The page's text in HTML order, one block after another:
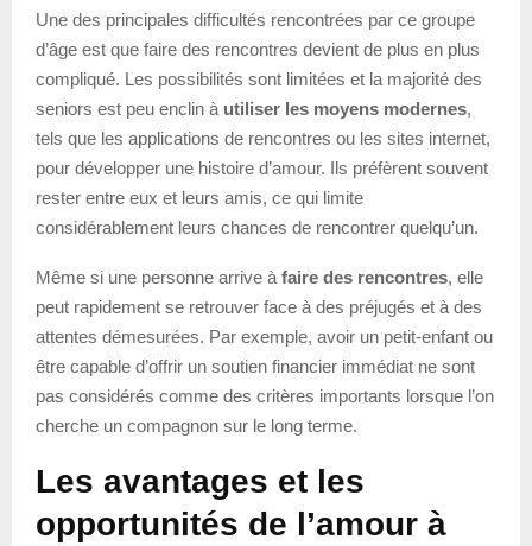
Une des principales difficultés rencontrées par ce groupe
d’âge est que faire des rencontres devient de plus en plus
compliqué. Les possibilités sont limitées et la majorité des
seniors est peu enclin à utiliser les moyens modernes,
tels que les applications de rencontres ou les sites internet,
pour développer une histoire d’amour. Ils préfèrent souvent
rester entre eux et leurs amis, ce qui limite
considérablement leurs chances de rencontrer quelqu’un.
Même si une personne arrive à faire des rencontres, elle
peut rapidement se retrouver face à des préjugés et à des
attentes démesurées. Par exemple, avoir un petit-enfant ou
être capable d’offrir un soutien financier immédiat ne sont
pas considérés comme des critères importants lorsque l’on
cherche un compagnon sur le long terme.
Les avantages et les
opportunités de l’amour à